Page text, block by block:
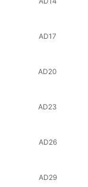
AD17
AD20
AD23
AD26
AD29